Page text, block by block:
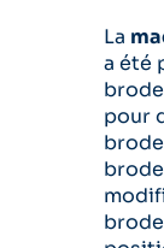
La
a été
pour